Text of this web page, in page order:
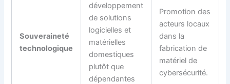
Souveraineté
technologique
développement
de solutions
logicielles et
matérielles
domestiques
plutôt que
dépendantes
Promotion des
acteurs locaux
dans la
fabrication de
matériel de
cybersécurité.